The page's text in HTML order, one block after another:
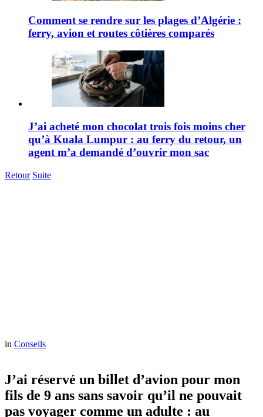
Comment se rendre sur les plages d’Algérie :
ferry, avion et routes côtières comparés
J’ai acheté mon chocolat trois fois moins cher
qu’à Kuala Lumpur : au ferry du retour, un
agent m’a demandé d’ouvrir mon sac
Retour Suite
in Conseils
J’ai réservé un billet d’avion pour mon
fils de 9 ans sans savoir qu’il ne pouvait
pas voyager comme un adulte : au